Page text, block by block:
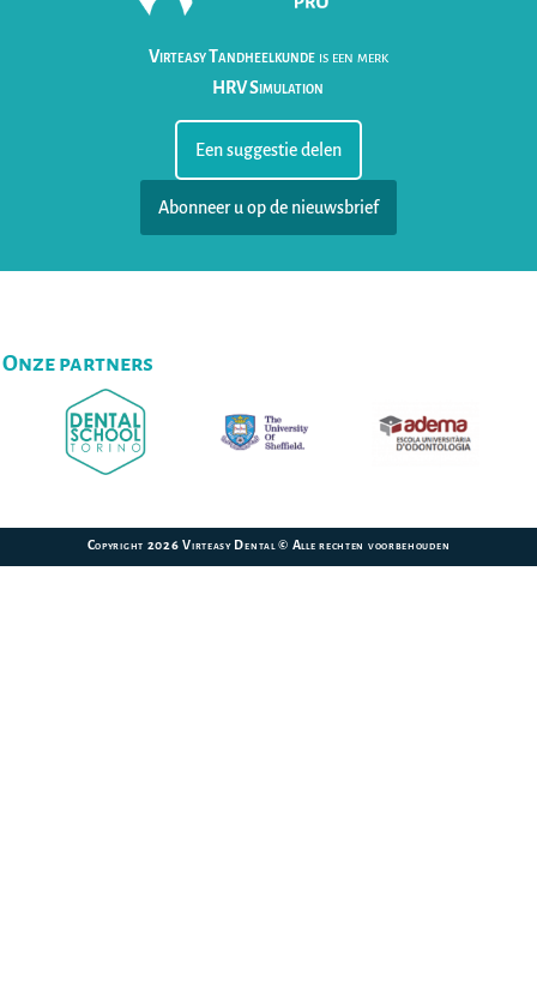
Virteasy Tandheelkundeis een merk
HRV Simulation
Een suggestie delen
Abonneer u op de nieuwsbrief
Onze partners
Copyright 2026 Virteasy Dental © Alle rechten voorbehouden